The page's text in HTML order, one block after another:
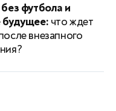
футбола и
будущее: что ждет
внезапного